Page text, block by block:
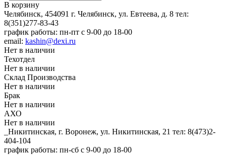
В корзину
Челябинск, 454091 г. Челябинск, ул. Евтеева, д. 8 тел:
8(351)277-83-43
график работы: пн-пт с 9-00 до 18-00
email: kashin@dexi.ru
Нет в наличии
Техотдел
Нет в наличии
Склад Производства
Нет в наличии
Брак
Нет в наличии
АХО
Нет в наличии
_Никитинская, г. Воронеж, ул. Никитинская, 21 тел: 8(473)2-
404-104
график работы: пн-сб с 9-00 до 18-00